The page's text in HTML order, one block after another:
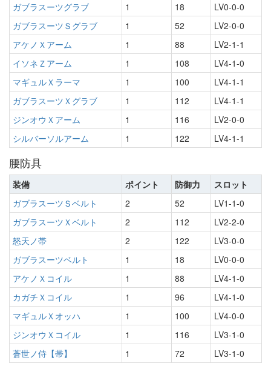
ガブラスーツグラブ
1 18
LV0-0-0
ガブラスーツＳグラブ
1 52
LV2-0-0
アケノＸアーム
1 88
LV2-1-1
イソネＺアーム
1 108
LV4-1-0
マギュルＸラーマ
1 100
LV4-1-1
ガブラスーツＸグラブ
1 112
LV4-1-1
ジンオウＸアーム
1 116
LV2-0-0
シルバーソルアーム
1 122 LV4-1-1
腰防具
装備 ポイント 防御力
スロット
ガブラスーツＳベルト
2 52
LV1-1-0
ガブラスーツＸベルト
2 112
LV2-2-0
怒天ノ帯
2 122
LV3-0-0
ガブラスーツベルト
1 18
LV0-0-0
アケノＸコイル
1 88
LV4-1-0
カガチＸコイル
1 96
LV4-1-0
マギュルＸオッハ
1 100
LV4-0-0
ジンオウＸコイル
1 116
LV3-1-0
蒼世ノ侍【帯】
1 72 LV3-1-0